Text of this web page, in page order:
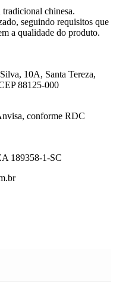
chinesa.
seguindo requisitos que
a qualidade do produto.
10A, Santa Tereza,
88125-000
conforme RDC
189358-1-SC